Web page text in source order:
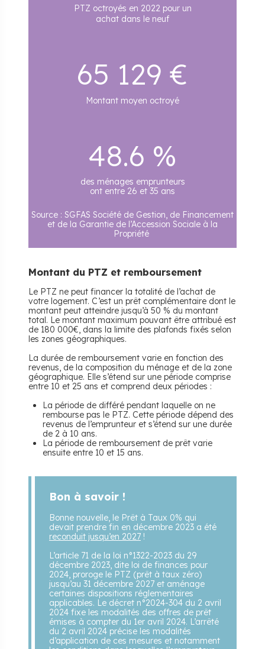
PTZ octroyés en 2022 pour un
achat dans le neuf
65 129 €
Montant moyen octroyé
48.6 %
des ménages emprunteurs
ont entre 26 et 35 ans
Source : SGFAS Société de Gestion, de Financement
et de la Garantie de l’Accession Sociale à la
Propriété
Montant du PTZ et remboursement
Le PTZ ne peut financer la totalité de l’achat de
votre logement. C’est un prêt complémentaire dont le
montant peut atteindre jusqu’à 50 % du montant
total. Le montant maximum pouvant être attribué est
de 180 000€, dans la limite des plafonds fixés selon
les zones géographiques.
La durée de remboursement varie en fonction des
revenus, de la composition du ménage et de la zone
géographique. Elle s’étend sur une période comprise
entre 10 et 25 ans et comprend deux périodes :
La période de différé pendant laquelle on ne
rembourse pas le PTZ. Cette période dépend des
revenus de l’emprunteur et s’étend sur une durée
de 2 à 10 ans.
La période de remboursement de prêt varie
ensuite entre 10 et 15 ans.
Bon à savoir !
Bonne nouvelle, le Prêt à Taux 0% qui
devait prendre fin en décembre 2023 a été
reconduit jusqu’en 2027 !
L’article 71 de la loi n°1322-2023 du 29
décembre 2023, dite loi de finances pour
2024, proroge le PTZ (prêt à taux zéro)
jusqu’au 31 décembre 2027 et aménage
certaines dispositions réglementaires
applicables. Le décret n°2024-304 du 2 avril
2024 fixe les modalités des offres de prêt
émises à compter du 1er avril 2024. L’arrêté
du 2 avril 2024 précise les modalités
d’application de ces mesures et notamment